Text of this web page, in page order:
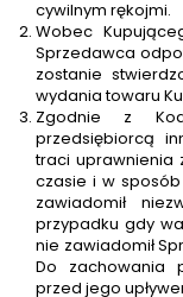
cywilnym rękojmi.
Wobec
Sprzedawca
zostanie
wydania towaru
Zgodnie z
przedsiębiorcą
traci uprawnienia
czasie i w
zawiadomił
przypadku gdy
nie zawiadomił
Do zachowania
przed jego